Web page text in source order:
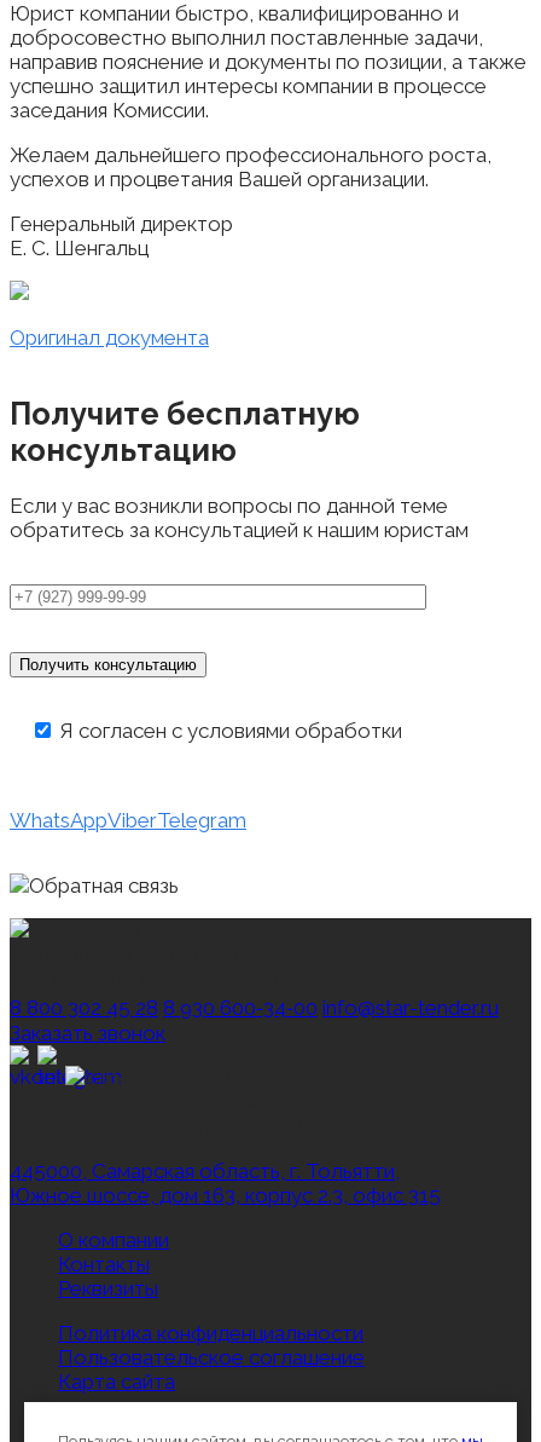
Юрист компании быстро, квалифицированно и
добросовестно выполнил поставленные задачи,
направив пояснение и документы по позиции, а также
успешно защитил интересы компании в процессе
заседания Комиссии.
Желаем дальнейшего профессионального роста,
успехов и процветания Вашей организации.
Генеральный директор
Е. С. Шенгальц
Оригинал документа
Получите бесплатную
консультацию
Если у вас возникли вопросы по данной теме
обратитесь за консультацией к нашим юристам
Я согласен с условиями обработки
WhatsAppViberTelegram
8 800 302 45 28 8 930 600‑34‑00 info@star-tender.ru
Заказать звонок
445000, Самарская область, г. Тольятти,
Южное шоссе, дом 163, корпус 2.3, офис 315
О компании
Контакты
Реквизиты
Политика конфиденциальности
Пользовательское соглашение
Карта сайта
Все права защищены © 2012-2026, Star‑Tender.ru